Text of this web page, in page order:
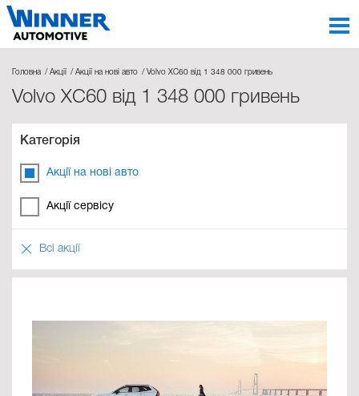
Головна Акції Акції на нові авто Volvo XC60 від 1 348 000 гривень
Volvo XC60 від 1 348 000 гривень
Категорія
Акції на нові авто
Акції сервісу
Всі акції